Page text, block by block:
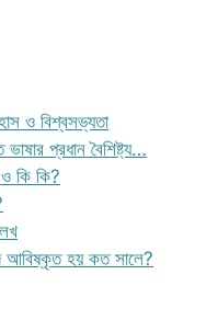
ও বিশ্বসভ্যতা
প্রধান বৈশিষ্ট্য…
কি কি?
আবিষ্কৃত হয় কত সালে?